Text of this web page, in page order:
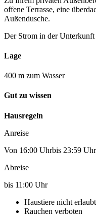
offene Terrasse, eine
Außendusche.
Der Strom in der
Lage
400 m zum Wasser
Gut zu wissen
Hausregeln
Anreise
Von 16:00 Uhrbis 23:59 Uhr
Abreise
bis 11:00 Uhr
Haustiere nicht erlaubt
Rauchen verboten